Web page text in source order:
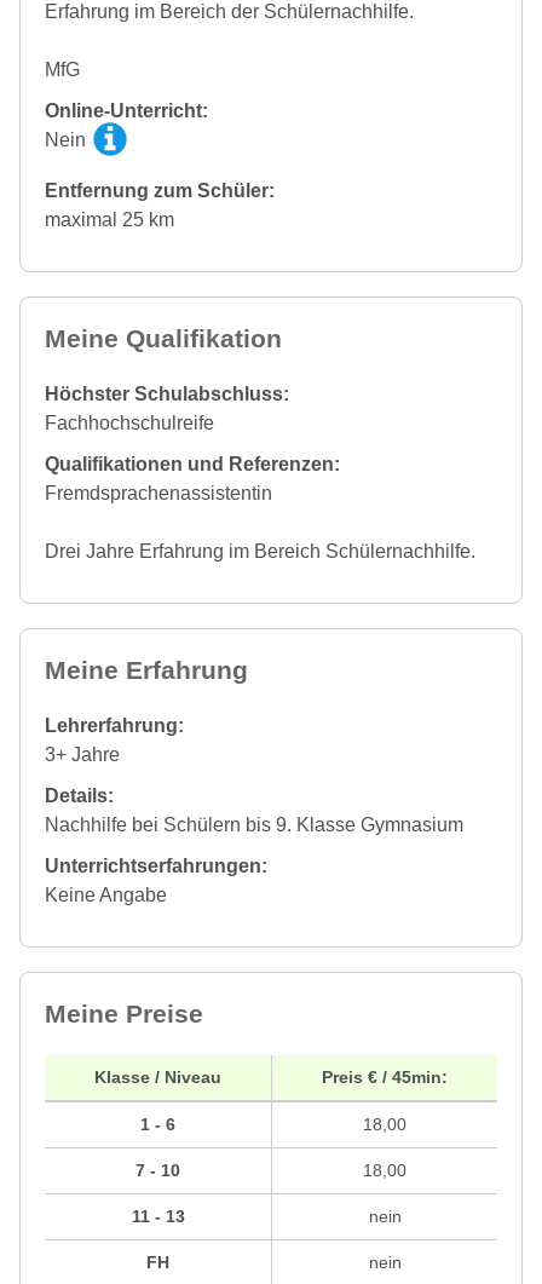
Erfahrung im Bereich der Schülernachhilfe.
MfG
Online-Unterricht:
Nein
Entfernung zum Schüler:
maximal 25 km
Meine Qualifikation
Höchster Schulabschluss:
Fachhochschulreife
Qualifikationen und Referenzen:
Fremdsprachenassistentin
Drei Jahre Erfahrung im Bereich Schülernachhilfe.
Meine Erfahrung
Lehrerfahrung:
3+ Jahre
Details:
Nachhilfe bei Schülern bis 9. Klasse Gymnasium
Unterrichtserfahrungen:
Keine Angabe
Meine Preise
Klasse / Niveau
1 - 6
7 - 10
11 - 13
FH
Preis € / 45min:
18,00
18,00
nein
nein